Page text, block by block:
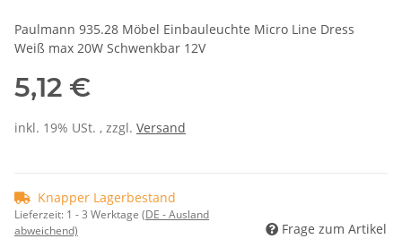
Paulmann 935.28 Möbel Einbauleuchte Micro Line Dress
Weiß max 20W Schwenkbar 12V
5,12 €
inkl. 19% USt. , zzgl. Versand
Knapper Lagerbestand
Lieferzeit: 1 - 3 Werktage (DE - Ausland
abweichend)
Frage zum Artikel